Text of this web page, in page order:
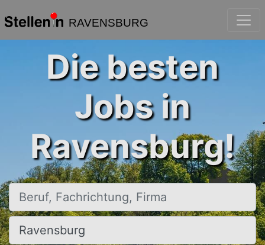
RAVENSBURG
Die besten
Jobs in
Ravensburg!
Beruf, Fachrichtung, Firma
Ort, Stadt